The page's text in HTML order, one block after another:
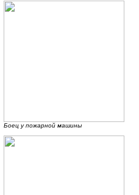
Боец у пожарной машины